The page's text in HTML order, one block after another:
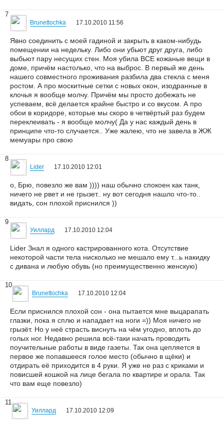
7
Brunettochka 17.10.2010 11:56
Явно соединить с моей гадиной и закрыть в каком-нибудь
помещении на недельку. Либо они убьют друг друга, либо
выбьют пару несущих стен. Моя убила ВСЕ кожаные вещи в
доме, причём настолько, что на выброс. В первый же день
нашего совместного проживания разбила два стекла с меня
ростом. А про москитные сетки с новых окон, изодранные в
клочья я вообще молчу. Причём мы просто добежать не
успеваем, всё делается крайне быстро и со вкусом. А про
обои в коридоре, которые мы скоро в четвёртый раз будем
переклеивать - я вообще молчу( Да у нас каждый день в
принципе что-то случается.. Уже жалею, что не завела в ЖЖ
мемуары про свою
8
Lider 17.10.2010 12:01
о, Брю, повезло же вам )))) наш обычно спокоен как танк,
ничего не рвет и не грызет.. ну вот сегодня нашло что-то..
видать, сон плохой приснился ))
9
Уиллард 17.10.2010 12:04
Lider Знал я одного кастрированного кота. Отсутствие
некоторой части тела нисколько не мешало ему т...ь накидку
с дивана и любую обувь (но преимущественно женскую)
10
Brunettochka 17.10.2010 12:04
Если приснился плохой сон - она пытается мне выцарапать
глазки, пока я сплю и нападает на ноги =)) Моя ничего не
грызёт. Но у неё страсть виснуть на чём угодно, вплоть до
голых ног. Недавно решила всё-таки начать проводить
поучительные работы в виде газеты. Так она цепляется в
первое же попавшееся голое место (обычно в щёки) и
отдирать её приходится в 4 руки. Я уже не раз с криками и
повисшей кошкой на лице бегала по квартире и орала. Так
что вам еще повезло)
11
Уиллард 17.10.2010 12:09